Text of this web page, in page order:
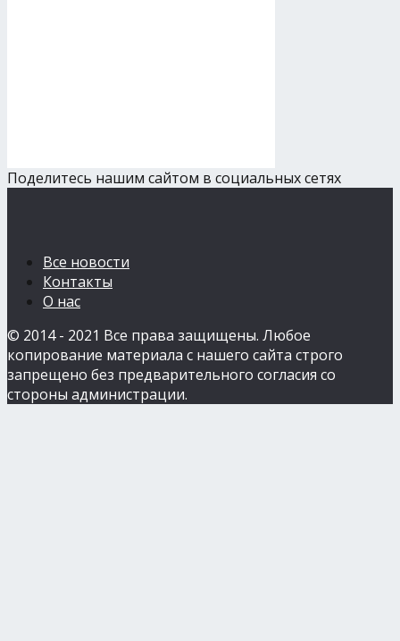
Поделитесь нашим сайтом в социальных сетях
Все новости
Контакты
О нас
© 2014 - 2021 Все права защищены. Любое
копирование материала с нашего сайта строго
запрещено без предварительного согласия со
стороны администрации.